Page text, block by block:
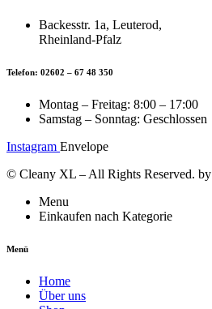
Backesstr. 1a, Leuterod,
Rheinland-Pfalz
Telefon: 02602 – 67 48 350
Montag – Freitag: 8:00 – 17:00
Samstag – Sonntag: Geschlossen
Instagram Envelope
© Cleany XL – All Rights Reserved. by
Menu
Einkaufen nach Kategorie
Menü
Home
Über uns